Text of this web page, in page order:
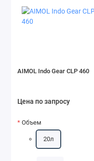
AIMOL Indo Gear CLP 460
Цена по запросу
Объем
20л